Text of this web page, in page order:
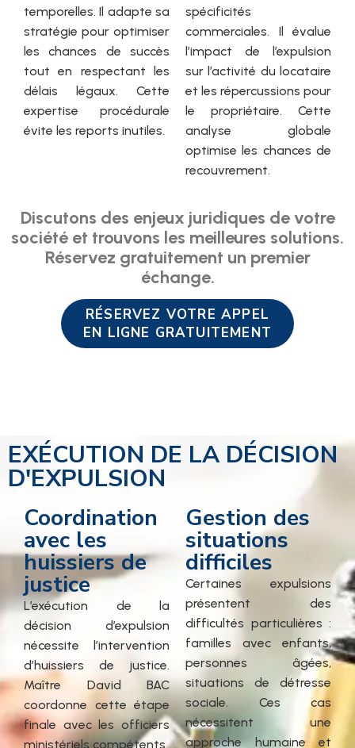
temporelles. Il adapte sa
stratégie pour optimiser
les chances de succès
tout en respectant les
délais légaux. Cette
expertise procédurale
évite les reports inutiles.
spécificités
commerciales. Il évalue
l’impact de l’expulsion
sur l’activité du locataire
et les répercussions pour
le propriétaire. Cette
analyse globale
optimise les chances de
recouvrement.
Discutons des enjeux juridiques de votre
société et trouvons les meilleures solutions.
Réservez gratuitement un premier
échange.
RÉSERVEZ VOTRE APPEL
EN LIGNE GRATUITEMENT
EXÉCUTION DE LA DÉCISION
D'EXPULSION
Coordination
avec les
huissiers de
justice
L’exécution de la
décision d’expulsion
nécessite l’intervention
d’huissiers de justice.
Maître David BAC
coordonne cette étape
finale avec les officiers
ministériels compétents.
Gestion des
situations
difficiles
Certaines expulsions
présentent des
difficultés particulières :
familles avec enfants,
personnes âgées,
situations de détresse
sociale. Ces cas
nécessitent une
approche humaine et